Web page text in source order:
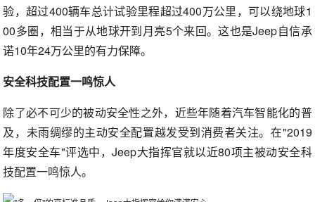
验，超过400辆车总计试验里程超过400万公里，可以绕地球1
00多圈，相当于从地球开到月亮5个来回。这也是Jeep自信承
诺10年24万公里的有力保障。
安全科技配置一鸣惊人
除了必不可少的被动安全性之外，近些年随着汽车智能化的普
及，未雨绸缪的主动安全配置越发受到消费者关注。在"2019
年度安全车"评选中，Jeep大指挥官就以近80项主被动安全科
技配置一鸣惊人。